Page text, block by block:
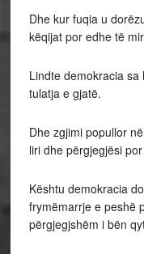
Dhe kur fuqia u
këqijat por edhe të
Lindte demokracia
tulatja e gjatë.
Dhe zgjimi popullor
liri dhe përgjegjësi
Kështu demokracia
frymëmarrje e peshë
përgjegjshëm i bën